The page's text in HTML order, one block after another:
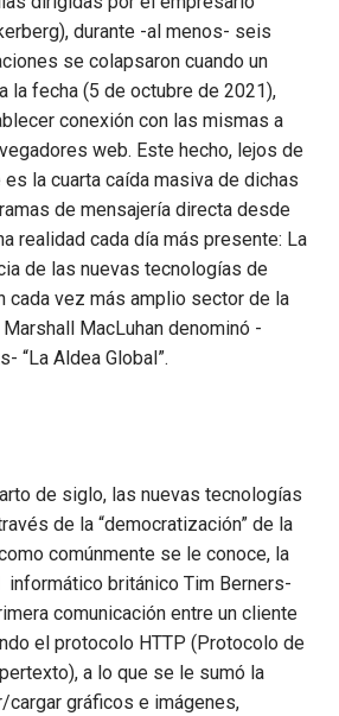
durante -al menos- seis
se colapsaron cuando un
la fecha (5 de octubre de 2021),
conexión con las mismas a
web. Este hecho, lejos de
la cuarta caída masiva de dichas
de mensajería directa desde
realidad cada día más presente: La
de las nuevas tecnologías de
cada vez más amplio sector de la
MacLuhan denominó -
“La Aldea Global”.
de siglo, las nuevas tecnologías
de la “democratización” de la
comúnmente se le conoce, la
informático británico Tim Berners-
comunicación entre un cliente
el protocolo HTTP (Protocolo de
a lo que se le sumó la
gráficos e imágenes,